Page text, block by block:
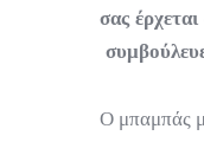
σας
Ο μπαμπάς